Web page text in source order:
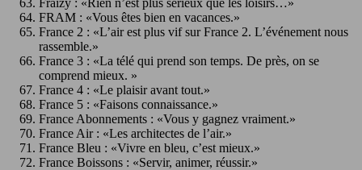
FRAM : «Vous êtes bien en vacances.»
France 2 : «L’air est plus vif sur France 2. L’événement nous
rassemble.»
France 3 : «La télé qui prend son temps. De près, on se
comprend mieux. »
France 4 : «Le plaisir avant tout.»
France 5 : «Faisons connaissance.»
France Abonnements : «Vous y gagnez vraiment.»
France Air : «Les architectes de l’air.»
France Bleu : «Vivre en bleu, c’est mieux.»
France Boissons : «Servir, animer, réussir.»